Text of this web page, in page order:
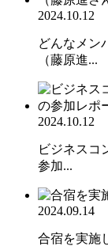
2024.10.12
どんなメン
（藤原進...
2024.10.12
ビジネスコ
参加...
2024.09.14
合宿を実施